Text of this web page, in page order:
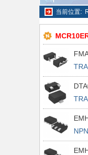
当前位置: